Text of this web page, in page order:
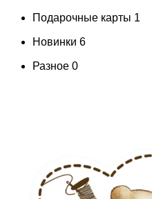
Подарочные карты 1
Новинки 6
Разное 0